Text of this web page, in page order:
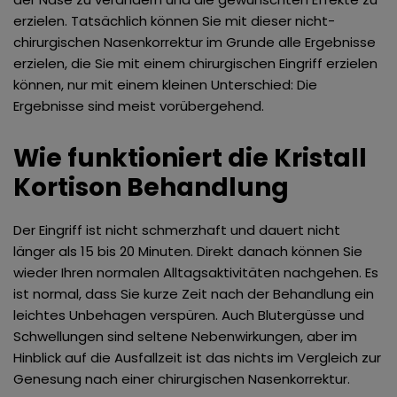
erzielen. Tatsächlich können Sie mit dieser nicht-
chirurgischen Nasenkorrektur im Grunde alle Ergebnisse
erzielen, die Sie mit einem chirurgischen Eingriff erzielen
können, nur mit einem kleinen Unterschied: Die
Ergebnisse sind meist vorübergehend.
Wie funktioniert die Kristall
Kortison Behandlung
Der Eingriff ist nicht schmerzhaft und dauert nicht
länger als 15 bis 20 Minuten. Direkt danach können Sie
wieder Ihren normalen Alltagsaktivitäten nachgehen. Es
ist normal, dass Sie kurze Zeit nach der Behandlung ein
leichtes Unbehagen verspüren. Auch Blutergüsse und
Schwellungen sind seltene Nebenwirkungen, aber im
Hinblick auf die Ausfallzeit ist das nichts im Vergleich zur
Genesung nach einer chirurgischen Nasenkorrektur.
Rhinophym Behandlung
Micro Needling Therapie bei Akne Narben
Wire Skalpell®
Lipodystrophie
Ästhetische Laser Behandlung
Fadenlifting
Ohrläppchen Korrektur
Fruchtsäure Peeling
Nofretete Lift
Hylase® oder Hyaluronidase
Kristall Kortison zur Nasen Verschmälerung